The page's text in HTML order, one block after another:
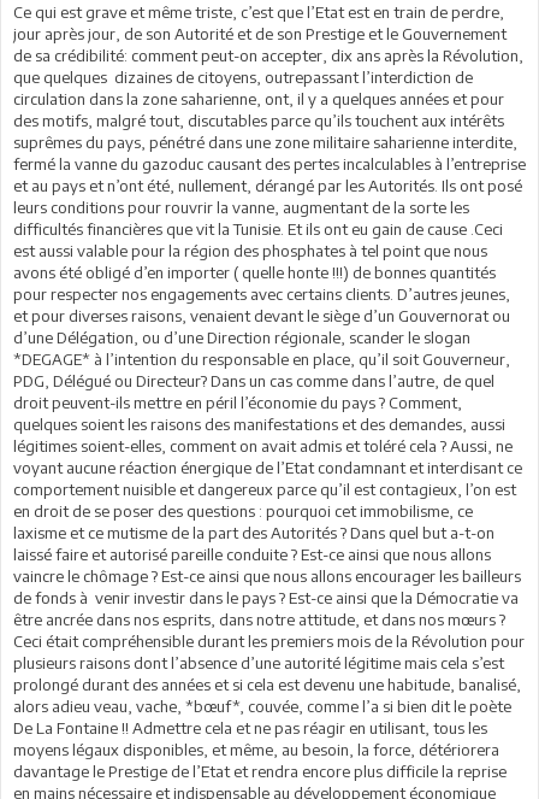
Ce qui est grave et même triste, c’est que l’Etat est en train de perdre,
jour après jour, de son Autorité et de son Prestige et le Gouvernement
de sa crédibilité: comment peut-on accepter, dix ans après la Révolution,
que quelques dizaines de citoyens, outrepassant l’interdiction de
circulation dans la zone saharienne, ont, il y a quelques années et pour
des motifs, malgré tout, discutables parce qu’ils touchent aux intérêts
suprêmes du pays, pénétré dans une zone militaire saharienne interdite,
fermé la vanne du gazoduc causant des pertes incalculables à l’entreprise
et au pays et n’ont été, nullement, dérangé par les Autorités. Ils ont posé
leurs conditions pour rouvrir la vanne, augmentant de la sorte les
difficultés financières que vit la Tunisie. Et ils ont eu gain de cause .Ceci
est aussi valable pour la région des phosphates à tel point que nous
avons été obligé d’en importer ( quelle honte !!!) de bonnes quantités
pour respecter nos engagements avec certains clients. D’autres jeunes,
et pour diverses raisons, venaient devant le siège d’un Gouvernorat ou
d’une Délégation, ou d’une Direction régionale, scander le slogan
*DEGAGE* à l’intention du responsable en place, qu’il soit Gouverneur,
PDG, Délégué ou Directeur? Dans un cas comme dans l’autre, de quel
droit peuvent-ils mettre en péril l’économie du pays ? Comment,
quelques soient les raisons des manifestations et des demandes, aussi
légitimes soient-elles, comment on avait admis et toléré cela ? Aussi, ne
voyant aucune réaction énergique de l’Etat condamnant et interdisant ce
comportement nuisible et dangereux parce qu’il est contagieux, l’on est
en droit de se poser des questions : pourquoi cet immobilisme, ce
laxisme et ce mutisme de la part des Autorités ? Dans quel but a-t-on
laissé faire et autorisé pareille conduite ? Est-ce ainsi que nous allons
vaincre le chômage ? Est-ce ainsi que nous allons encourager les bailleurs
de fonds à venir investir dans le pays ? Est-ce ainsi que la Démocratie va
être ancrée dans nos esprits, dans notre attitude, et dans nos mœurs ?
Ceci était compréhensible durant les premiers mois de la Révolution pour
plusieurs raisons dont l’absence d’une autorité légitime mais cela s’est
prolongé durant des années et si cela est devenu une habitude, banalisé,
alors adieu veau, vache, *bœuf*, couvée, comme l’a si bien dit le poète
De La Fontaine !! Admettre cela et ne pas réagir en utilisant, tous les
moyens légaux disponibles, et même, au besoin, la force, détériorera
davantage le Prestige de l’Etat et rendra encore plus difficile la reprise
en mains nécessaire et indispensable au développement économique